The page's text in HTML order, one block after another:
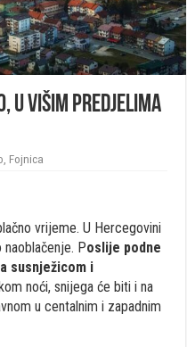
u višim predjelima
Fojnica
vrijeme. U Hercegovini
Poslije podne
susnježicom i
noći, snijega će biti i na
u centalnim i zapadnim